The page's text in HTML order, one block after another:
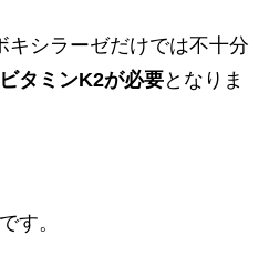
キシラーゼだけでは不十分
タミンK2が必要となりま
す。